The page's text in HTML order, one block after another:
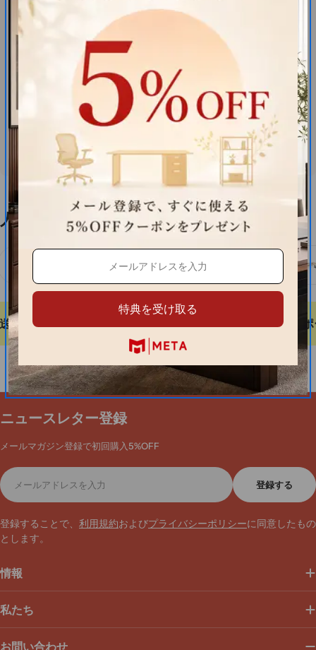
オフィス空間を格上げする、高品質オフィス
家具
高品質な木材、耐久性に優れた金属、透明感のあるガラスやアクリル
を厳選。美しさと機能性を兼ね備えた家具で、快適で効率的なオフィ
：人間工学に基づいた設計で、長時間の作業もストレ
スフリー。
耐久性抜群
：木材や金属を使用し、長く愛用できる頑丈なつくり。
洗練されたデザイン
：シンプルでモダンなデザインが、オフィス空間
を明るく開放的に演出。
今すぐオフィスをアップグレード
効率性と美観を両立させたオフィス家具で、社員の作業効率と快適性
を向上。
今すぐ購入
もっと見る
人気検索
ミーティングテーブル
30日間無料返品 24/7カスタマーサポ
ニュースレター登録
メールマガジン登録で初回購入5%OFF
メ
ー
ル
ド
レ
登録する
登録することで、 利用規約およびプライバシーポリシーに同意したもの
とします。
情報
私たち
お問い合わせ
特典を受け取る